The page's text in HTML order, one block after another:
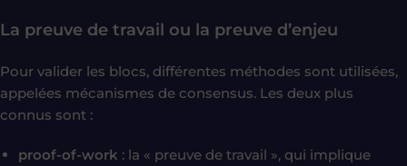
La preuve de travail ou la preuve d’enjeu
Pour valider les blocs, différentes méthodes sont utilisées,
appelées mécanismes de consensus. Les deux plus
connus sont :
proof-of-work : la « preuve de travail », qui implique